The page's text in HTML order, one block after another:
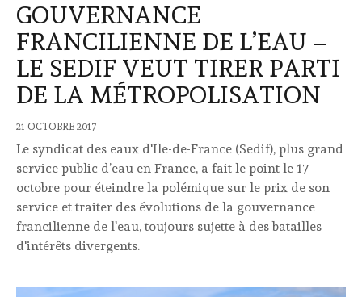
GOUVERNANCE
FRANCILIENNE DE L’EAU –
LE SEDIF VEUT TIRER PARTI
DE LA MÉTROPOLISATION
21 OCTOBRE 2017
Le syndicat des eaux d'Ile-de-France (Sedif), plus grand
service public d’eau en France, a fait le point le 17
octobre pour éteindre la polémique sur le prix de son
service et traiter des évolutions de la gouvernance
francilienne de l'eau, toujours sujette à des batailles
d'intérêts divergents.